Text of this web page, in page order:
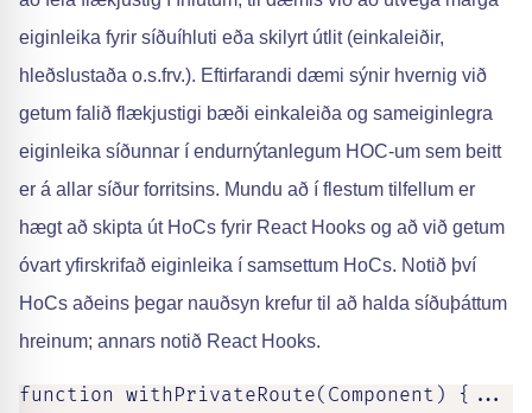
eiginleika fyrir síðuíhluti eða skilyrt útlit (einkaleiðir,
hleðslustaða o.s.frv.). Eftirfarandi dæmi sýnir hvernig við
getum falið flækjustigi bæði einkaleiða og sameiginlegra
eiginleika síðunnar í endurnýtanlegum HOC-um sem beitt
er á allar síður forritsins. Mundu að í flestum tilfellum er
hægt að skipta út HoCs fyrir React Hooks og að við getum
óvart yfirskrifað eiginleika í samsettum HoCs. Notið því
HoCs aðeins þegar nauðsyn krefur til að halda síðuþáttum
hreinum; annars notið React Hooks.
function withPrivateRoute(Component) {...